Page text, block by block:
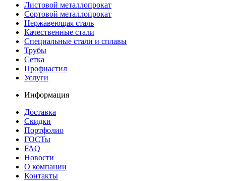
Листовой металлопрокат
Сортовой металлопрокат
Нержавеющая сталь
Качественные стали
Специальные стали и сплавы
Трубы
Сетка
Профнастил
Услуги
Информация
Доставка
Скидки
Портфолио
ГОСТы
FAQ
Новости
О компании
Контакты